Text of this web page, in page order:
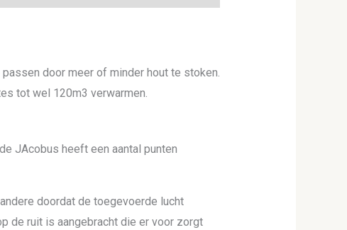
door meer of minder hout te stoken.
tot wel 120m3 verwarmen.
JAcobus heeft een aantal punten
doordat de toegevoerde lucht
de ruit is aangebracht die er voor zorgt